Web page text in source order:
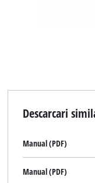
Descarcari
Manual (PDF)
Manual (PDF)